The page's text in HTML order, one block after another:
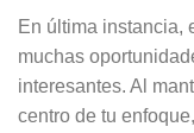
En última instancia,
muchas
interesantes. Al
centro de tu